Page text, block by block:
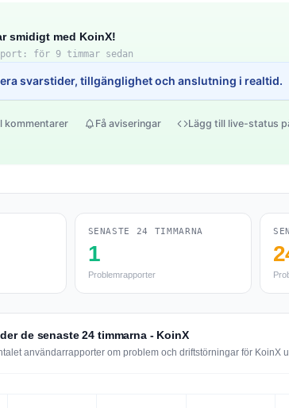
smidigt med KoinX!
för 9 timmar sedan
svarstider, tillgänglighet och anslutning i realtid.
kommentarer Få aviseringar Lägg till live-status
SENASTE 24 TIMMARNA
1
Problemrapporter
de senaste 24 timmarna - KoinX
användarrapporter om problem och driftstörningar för KoinX